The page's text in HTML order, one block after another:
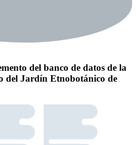
del banco de datos de la
del Jardín Etnobotánico de